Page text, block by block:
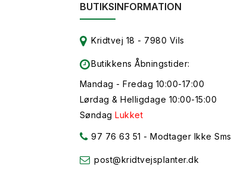
BUTIKSINFORMATION
Kridtvej 18 - 7980 Vils
Butikkens Åbningstider:
Mandag - Fredag 10:00-17:00
Lørdag & Helligdage 10:00-15:00
SøndagLukket
97 76 63 51 - Modtager Ikke Sms
post@kridtvejsplanter.dk